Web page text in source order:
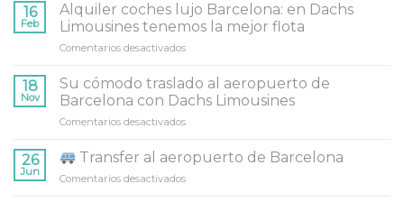
16
Feb
Alquiler coches lujo Barcelona: en Dachs
Limousines tenemos la mejor flota
Comentarios desactivados
coches
lujo
Barcelona:
Limousines
18
Nov
Su cómodo traslado al aeropuerto de
Barcelona con Dachs Limousines
Comentarios desactivados
cómodo
traslado
26
Jun
Transfer al aeropuerto de Barcelona
Comentarios desactivados